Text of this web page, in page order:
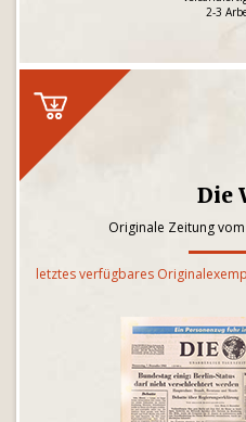
2-3
Die
Originale Zeitung
letztes verfügbares